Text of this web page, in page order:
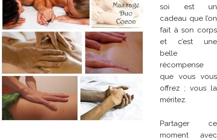
soi est un
cadeau que l’on
fait à son corps
et c’est une
belle
récompense
que vous vous
offrez ; vous la
méritez.
Partager ce
moment avec